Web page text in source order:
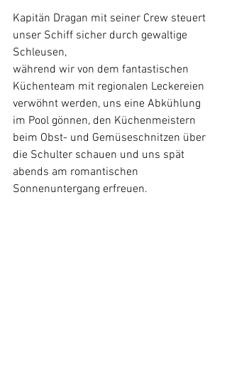
Kapitän Dragan mit seiner Crew steuert
unser Schiff sicher durch gewaltige
Schleusen,
während wir von dem fantastischen
Küchenteam mit regionalen Leckereien
verwöhnt werden, uns eine Abkühlung
im Pool gönnen, den Küchenmeistern
beim Obst- und Gemüseschnitzen über
die Schulter schauen und uns spät
abends am romantischen
Sonnenuntergang erfreuen.